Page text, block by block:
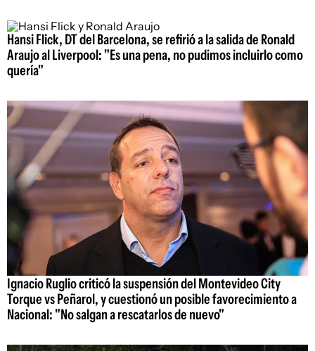
Hansi Flick, DT del Barcelona, se refirió a la salida de Ronald
Araujo al Liverpool: "Es una pena, no pudimos incluirlo como
quería"
Ignacio Ruglio criticó la suspensión del Montevideo City
Torque vs Peñarol, y cuestionó un posible favorecimiento a
Nacional: "No salgan a rescatarlos de nuevo"